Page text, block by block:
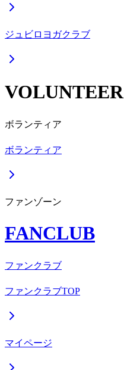
ジュビロヨガクラブ
VOLUNTEER
ボランティア
ボランティア
ファンゾーン
FANCLUB
ファンクラブ
ファンクラブTOP
マイページ